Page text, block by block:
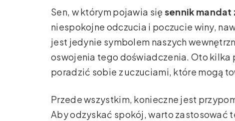
Sen, w którym pojawia się sennik mandat
niespokojne odczucia i poczucie winy,
jest jedynie symbolem naszych
oswojenia tego doświadczenia. Oto
poradzić sobie z uczuciami, które mogą
Przede wszystkim, konieczne jest
Aby odzyskać spokój, warto zastosować